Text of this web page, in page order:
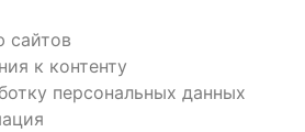
сайтов
к контенту
персональных данных